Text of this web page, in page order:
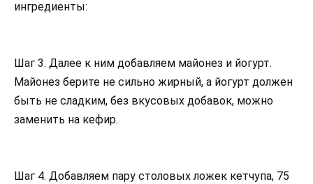
ингредиенты:
Шаг 3. Далее к ним добавляем майонез и йогурт.
Майонез берите не сильно жирный, а йогурт должен
быть не сладким, без вкусовых добавок, можно
заменить на кефир.
Шаг 4. Добавляем пару столовых ложек кетчупа, 75